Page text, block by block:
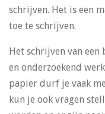
schrijven. Het is een
toe te schrijven.
Het schrijven van
en onderzoekend
papier durf je vaak
kun je ook vragen